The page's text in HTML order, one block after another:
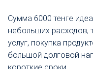
Сумма 6000 тенге
небольших расходов,
услуг, покупка
большой долговой